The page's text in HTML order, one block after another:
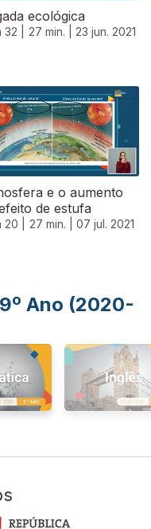
ecológica
| 27 min. | 23 jun. 2021
e o aumento
de estufa
| 27 min. | 07 jul. 2021
Ano (2020-